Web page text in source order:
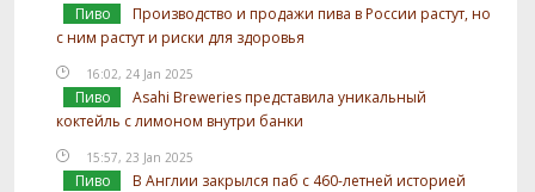
Пиво
Производство и продажи пива в России растут, но
с ним растут и риски для здоровья
16:02, 24 Jan 2025
Пиво
Asahi Breweries представила уникальный
коктейль с лимоном внутри банки
15:57, 23 Jan 2025
Пиво В Англии закрылся паб с 460-летней историей